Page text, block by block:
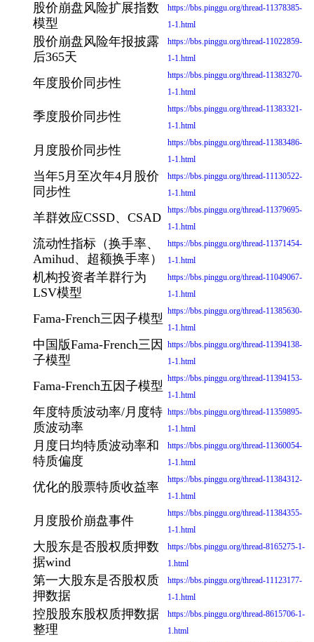
股价崩盘风险扩展指数
模型
https://bbs.pinggu.org/thread-11378385-
1-1.html
股价崩盘风险年报披露
后365天
https://bbs.pinggu.org/thread-11022859-
1-1.html
年度股价同步性
https://bbs.pinggu.org/thread-11383270-
1-1.html
季度股价同步性
https://bbs.pinggu.org/thread-11383321-
1-1.html
月度股价同步性
https://bbs.pinggu.org/thread-11383486-
1-1.html
当年5月至次年4月股价
同步性
https://bbs.pinggu.org/thread-11130522-
1-1.html
羊群效应CSSD、CSAD
https://bbs.pinggu.org/thread-11379695-
1-1.html
流动性指标（换手率、
Amihud、超额换手率）
https://bbs.pinggu.org/thread-11371454-
1-1.html
机构投资者羊群行为
LSV模型
https://bbs.pinggu.org/thread-11049067-
1-1.html
Fama-French三因子模型
https://bbs.pinggu.org/thread-11385630-
1-1.html
中国版Fama-French三因
子模型
https://bbs.pinggu.org/thread-11394138-
1-1.html
Fama-French五因子模型
https://bbs.pinggu.org/thread-11394153-
1-1.html
年度特质波动率/月度特
质波动率
https://bbs.pinggu.org/thread-11359895-
1-1.html
月度日均特质波动率和
特质偏度
https://bbs.pinggu.org/thread-11360054-
1-1.html
优化的股票特质收益率
https://bbs.pinggu.org/thread-11384312-
1-1.html
月度股价崩盘事件
https://bbs.pinggu.org/thread-11384355-
1-1.html
大股东是否股权质押数
据wind
https://bbs.pinggu.org/thread-8165275-1-
1.html
第一大股东是否股权质
押数据
https://bbs.pinggu.org/thread-11123177-
1-1.html
控股股东股权质押数据
整理
https://bbs.pinggu.org/thread-8615706-1-
1.html